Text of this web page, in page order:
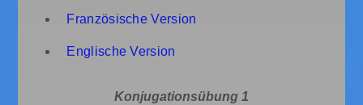
Französische Version
Englische Version
Konjugationsübung 1